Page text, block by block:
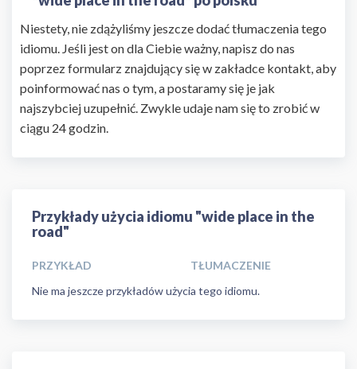
Niestety, nie zdążyliśmy jeszcze dodać tłumaczenia tego
idiomu. Jeśli jest on dla Ciebie ważny, napisz do nas
poprzez formularz znajdujący się w zakładce kontakt, aby
poinformować nas o tym, a postaramy się je jak
najszybciej uzupełnić. Zwykle udaje nam się to zrobić w
ciągu 24 godzin.
Przykłady użycia idiomu "wide place in the
road"
PRZYKŁAD
TŁUMACZENIE
Nie ma jeszcze przykładów użycia tego idiomu.